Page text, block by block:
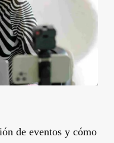
de eventos y cómo